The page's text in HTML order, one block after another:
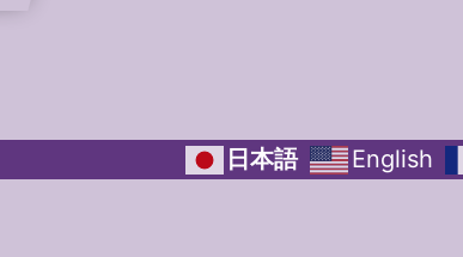
日本語 English